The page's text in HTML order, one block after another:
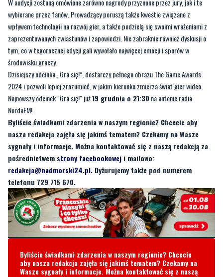
CZYTAJ TEŻ: Przewidywania i niespodzianki. Game
Awards w najnowszym odcinku Gra się!
W audycji zostaną omówione zarówno nagrody przyznane przez jury, jak i te
wybierane przez fanów. Prowadzący poruszą także kwestie związane z
wpływem technologii na rozwój gier, a także podzielą się swoimi wrażeniami z
zaprezentowanych zwiastunów i zapowiedzi. Nie zabraknie również dyskusji o
tym, co w tegorocznej edycji gali wywołało najwięcej emocji i sporów w
środowisku graczy.
Dzisiejszy odcinka „Gra się!”, dostarczy pełnego obrazu The Game Awards
2024 i pozwoli lepiej zrozumieć, w jakim kierunku zmierza świat gier wideo.
Najnowszy odcinek "Gra się!" już19 grudnia o 21:30na antenie radia
NordaFM!
Byliście świadkami zdarzenia w naszym regionie? Chcecie aby
nasza redakcja zajęła się jakimś tematem? Czekamy na Wasze
sygnały i informacje. Można kontaktować się z naszą redakcją za
pośrednictwemstrony facebookoweji mailowo:
redakcja@nadmorski24.pl. Dyżurujemy także pod numerem
telefonu 729 715 670.